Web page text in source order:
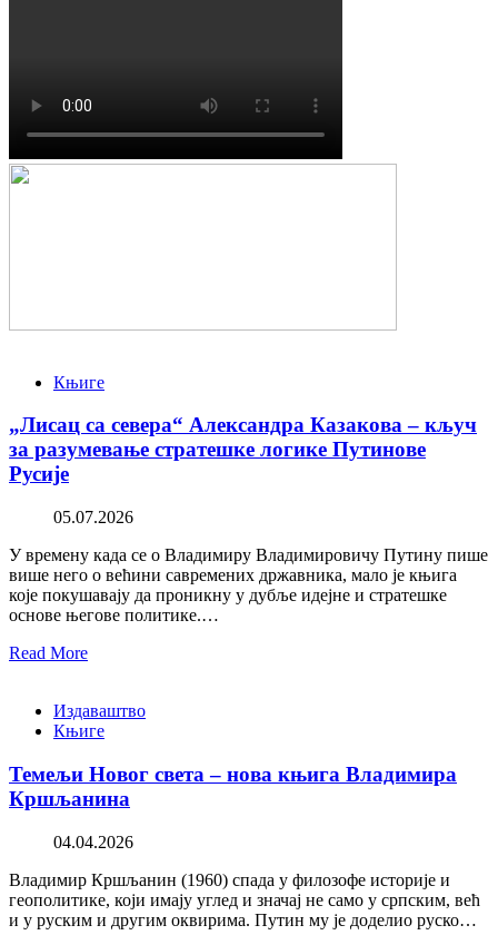
Књиге
„Лисац са севера“ Александра Казакова – кључ
за разумевање стратешке логике Путинове
Русије
05.07.2026
У времену када се о Владимиру Владимировичу Путину пише
више него о већини савремених државника, мало је књига
које покушавају да проникну у дубље идејне и стратешке
основе његове политике.…
Read More
Издаваштво
Књиге
Темељи Новог света – нова књига Владимира
Кршљанина
04.04.2026
Владимир Кршљанин (1960) спада у филозофе историје и
геополитике, који имају углед и значај не само у српским, већ
и у руским и другим оквирима. Путин му је доделио руско…